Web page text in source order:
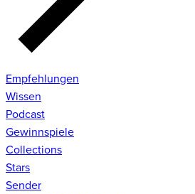
Empfehlungen
Wissen
Podcast
Gewinnspiele
Collections
Stars
Sender